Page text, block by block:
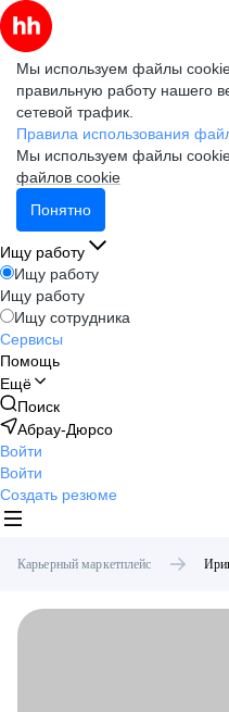
Мы используем файлы
правильную работу нашего
сетевой трафик.
Правила использования
Мы используем файлы
файлов cookie
Понятно
Ищу работу
Ищу работу
Ищу работу
Ищу сотрудника
Сервисы
Помощь
Ещё
Поиск
Абрау-Дюрсо
Войти
Войти
Создать резюме
Карьерный маркетплейс